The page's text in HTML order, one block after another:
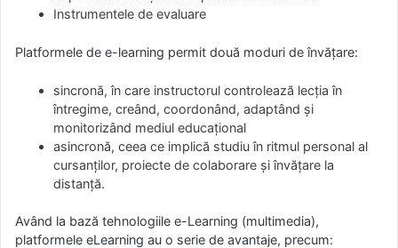
Instrumentele de evaluare
Platformele de e-learning permit două moduri de învăţare:
sincronă, în care instructorul controlează lecţia în
întregime, creând, coordonând, adaptând şi
monitorizând mediul educaţional
asincronă, ceea ce implică studiu în ritmul personal al
cursanţilor, proiecte de colaborare şi învăţare la
distanţă.
Având la bază tehnologiile e-Learning (multimedia),
platformele eLearning au o serie de avantaje, precum: